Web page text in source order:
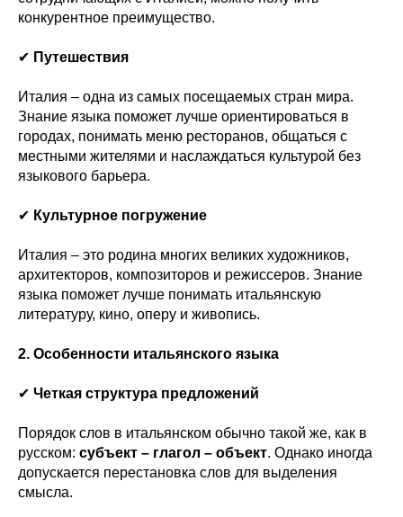
конкурентное преимущество.
✔ Путешествия
Италия – одна из самых посещаемых стран мира.
Знание языка поможет лучше ориентироваться в
городах, понимать меню ресторанов, общаться с
местными жителями и наслаждаться культурой без
языкового барьера.
✔ Культурное погружение
Италия – это родина многих великих художников,
архитекторов, композиторов и режиссеров. Знание
языка поможет лучше понимать итальянскую
литературу, кино, оперу и живопись.
2. Особенности итальянского языка
✔ Четкая структура предложений
Порядок слов в итальянском обычно такой же, как в
русском: субъект – глагол – объект. Однако иногда
допускается перестановка слов для выделения
смысла.